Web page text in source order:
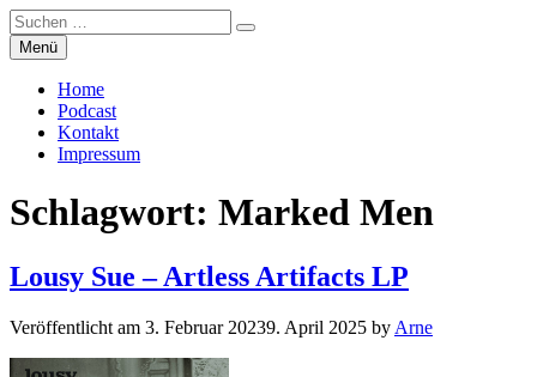
Suchen
nach:
Suchen
Zum
Inhalt
springen
Manierenversagen
Menü
Home
Podcast
Kontakt
Impressum
Schlagwort: Marked Men
Lousy Sue – Artless Artifacts LP
Veröffentlicht am 3. Februar 20239. April 2025 by Arne